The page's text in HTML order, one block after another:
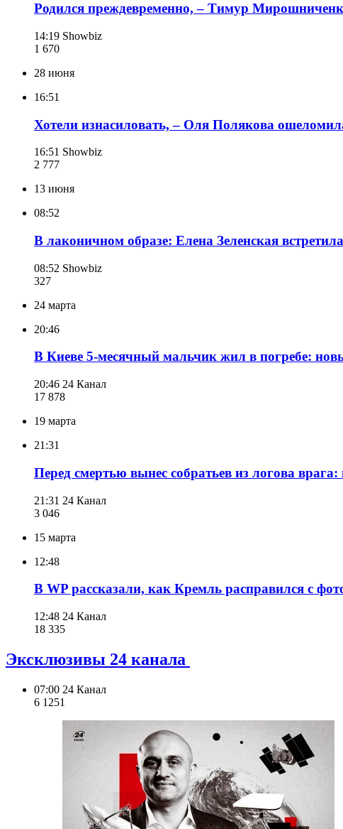
Родился преждевременно, – Тимур
14:19 Showbiz
1 670
28 июня
16:51
Хотели изнасиловать, – Оля Полякова
16:51 Showbiz
2 777
13 июня
08:52
В лаконичном образе: Елена Зеленская
08:52 Showbiz
327
24 марта
20:46
В Киеве 5-месячный мальчик жил в погребе:
20:46 24 Канал
17 878
19 марта
21:31
Перед смертью вынес собратьев из логова
21:31 24 Канал
3 046
15 марта
12:48
В WP рассказали, как Кремль расправился с
12:48 24 Канал
18 335
Эксклюзивы 24 канала
07:00 24 Канал
6 1251